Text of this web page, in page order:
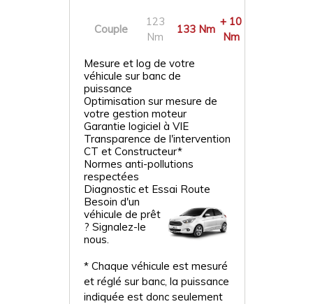
Couple
123
Nm
133 Nm
+ 10
Nm
Mesure et log de votre
véhicule sur banc de
puissance
Optimisation sur mesure de
votre gestion moteur
Garantie logiciel à VIE
Transparence de l'intervention
CT et Constructeur*
Normes anti-pollutions
respectées
Diagnostic et Essai Route
Besoin d'un
véhicule de prêt
? Signalez-le
nous.
* Chaque véhicule est mesuré
et réglé sur banc, la puissance
indiquée est donc seulement